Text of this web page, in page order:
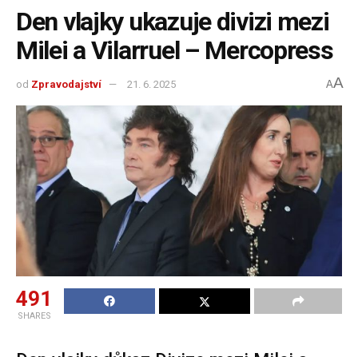
Den vlajky ukazuje divizi mezi
Milei a Vilarruel – Mercopress
od Zpravodajství 21. 6. 2025 AA
491
SHARES